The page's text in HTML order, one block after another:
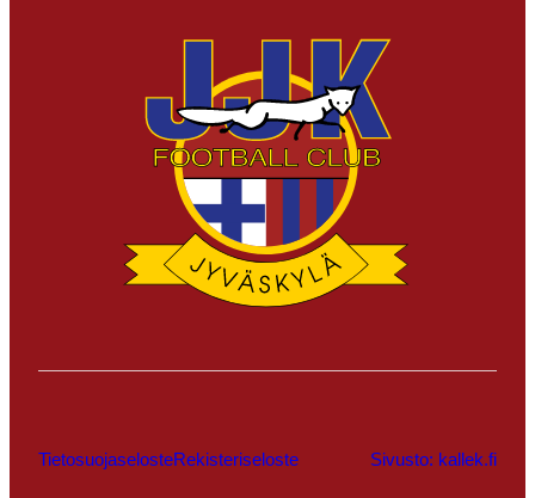
TietosuojaselosteRekisteriseloste Sivusto: kallek.fi